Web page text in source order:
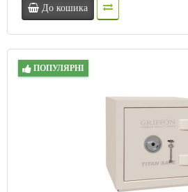
До кошика
ПОПУЛЯРНІ